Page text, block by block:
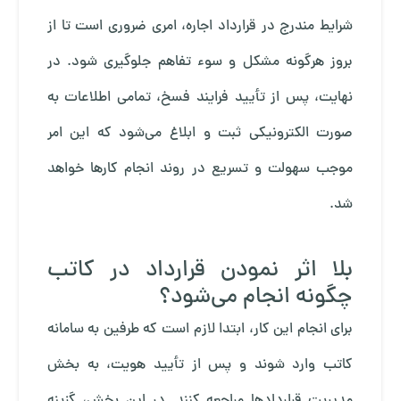
شرایط مندرج در قرارداد اجاره، امری ضروری است تا از
بروز هرگونه مشکل و سوء تفاهم جلوگیری شود. در
نهایت، پس از تأیید فرایند فسخ، تمامی اطلاعات به
صورت الکترونیکی ثبت و ابلاغ می‌شود که این امر
موجب سهولت و تسریع در روند انجام کارها خواهد
شد.
بلا اثر نمودن قرارداد در کاتب
چگونه انجام می‌شود؟
برای انجام این کار، ابتدا لازم است که طرفین به سامانه
کاتب وارد شوند و پس از تأیید هویت، به بخش